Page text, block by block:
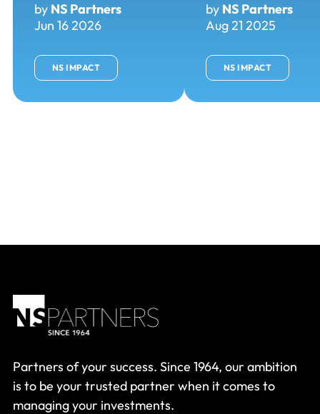
by NS Partners
Jun 16 2026
NS IMPACT
by NS Partners
Aug 21 2025
NS IMPACT
Partners of your success. Since 1964, our ambition
is to be your trusted partner when it comes to
managing your investments.